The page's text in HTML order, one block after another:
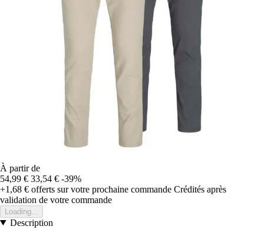
À partir de
54,99 € 33,54 € -39%
+1,68 € offerts sur votre prochaine commande Crédités après
validation de votre commande
Loading...
Description